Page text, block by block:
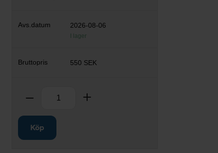
2026-08-06
I lager
550 SEK
Ta bort
Köp